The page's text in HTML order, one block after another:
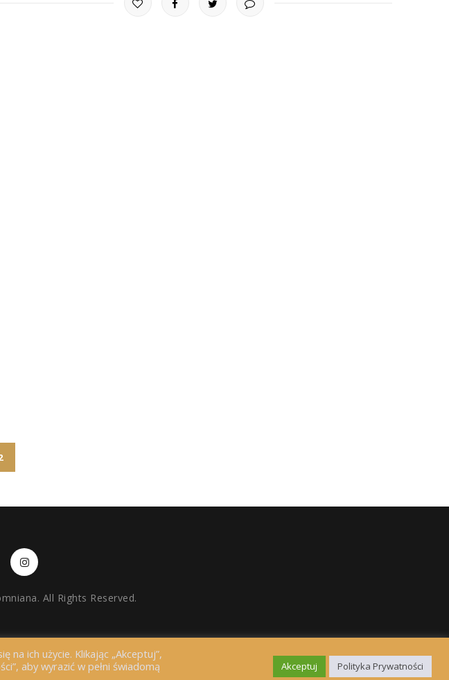
All Rights Reserved.
na ich użycie. Klikając „Akceptuj”,
aby wyrazić w pełni świadomą
Akceptuj Polityka Prywatności